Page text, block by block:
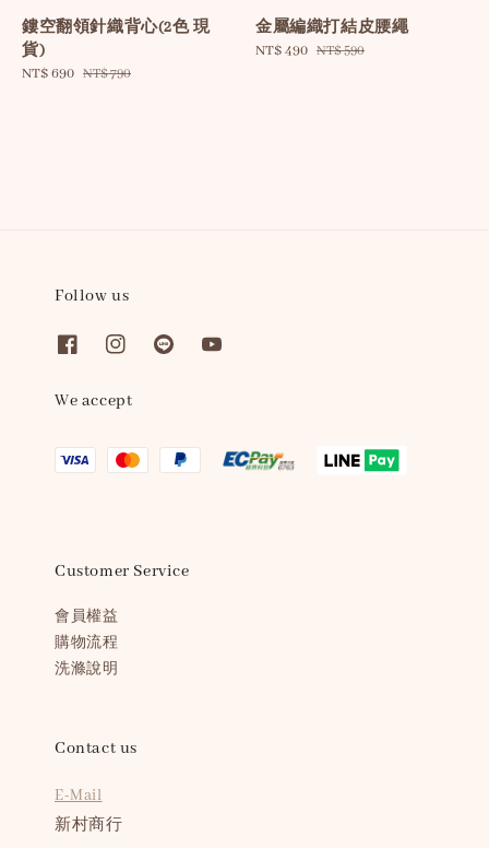
鏤空翻領針織背心(2色 現
貨)
Sale
NT$ 690 Regular
NT$ 790
金屬編織打結皮腰繩
Sale
NT$ 490 Regular
NT$ 590
Follow us
We accept
Customer Service
會員權益
購物流程
洗滌說明
Contact us
E-Mail
新村商行